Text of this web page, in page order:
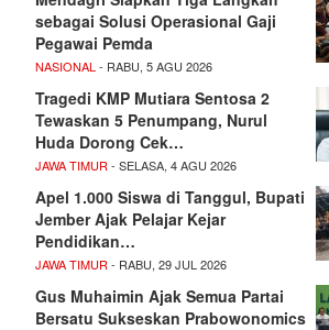
sebagai Solusi Operasional Gaji
Pegawai Pemda
NASIONAL - RABU, 5 AGU 2026
Tragedi KMP Mutiara Sentosa 2
Tewaskan 5 Penumpang, Nurul
Huda Dorong Cek…
JAWA TIMUR - SELASA, 4 AGU 2026
Apel 1.000 Siswa di Tanggul, Bupati
Jember Ajak Pelajar Kejar
Pendidikan…
JAWA TIMUR - RABU, 29 JUL 2026
Gus Muhaimin Ajak Semua Partai
Bersatu Sukseskan Prabowonomics